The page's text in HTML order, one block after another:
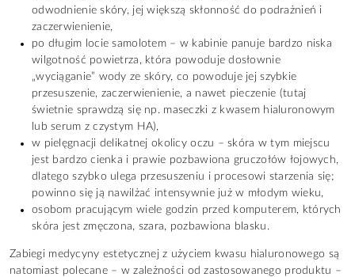
odwodnienie skóry, jej większą skłonność do podrażnień i
zaczerwienienie,
po długim locie samolotem – w kabinie panuje bardzo niska
wilgotność powietrza, która powoduje dosłownie
„wyciąganie” wody ze skóry, co powoduje jej szybkie
przesuszenie, zaczerwienienie, a nawet pieczenie (tutaj
świetnie sprawdzą się np. maseczki z kwasem hialuronowym
lub serum z czystym HA),
w pielęgnacji delikatnej okolicy oczu – skóra w tym miejscu
jest bardzo cienka i prawie pozbawiona gruczołów łojowych,
dlatego szybko ulega przesuszeniu i procesowi starzenia się;
powinno się ją nawilżać intensywnie już w młodym wieku,
osobom pracującym wiele godzin przed komputerem, których
skóra jest zmęczona, szara, pozbawiona blasku.
Zabiegi medycyny estetycznej z użyciem kwasu hialuronowego są
natomiast polecane – w zależności od zastosowanego produktu –